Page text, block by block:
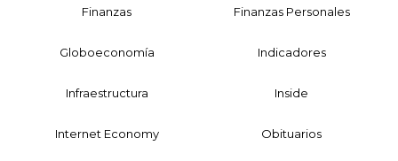
Finanzas Finanzas Personales
Globoeconomía Indicadores
Infraestructura Inside
Internet Economy Obituarios